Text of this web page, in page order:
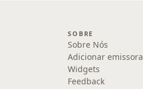
SOBRE
Sobre Nós
Adicionar emissora
Widgets
Feedback